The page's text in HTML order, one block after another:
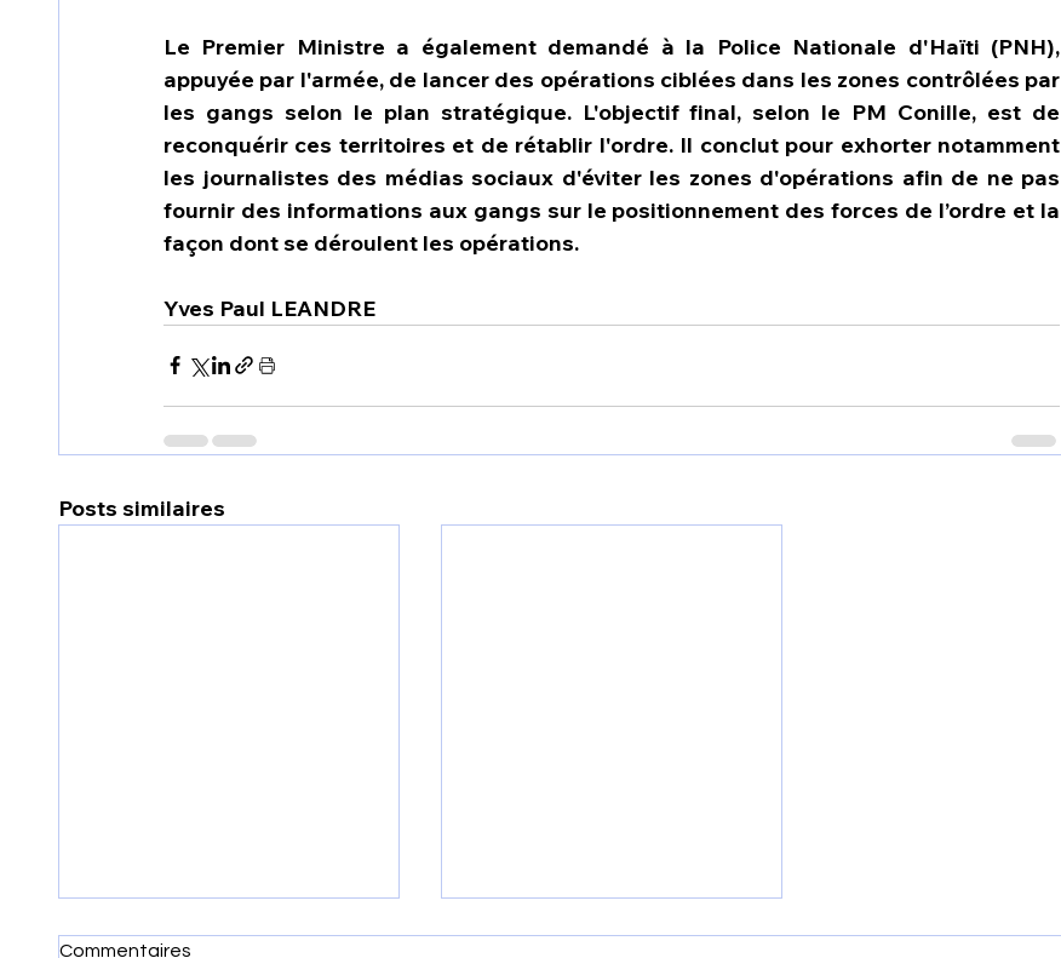
Le Premier Ministre a également demandé à la Police Nationale d'Haïti (PNH),
appuyée par l'armée, de lancer des opérations ciblées dans les zones contrôlées par
les gangs selon le plan stratégique. L'objectif final, selon le PM Conille, est de
reconquérir ces territoires et de rétablir l'ordre. Il conclut pour exhorter notamment
les journalistes des médias sociaux d'éviter les zones d'opérations afin de ne pas
fournir des informations aux gangs sur le positionnement des forces de l’ordre et la
façon dont se déroulent les opérations.
Yves Paul LEANDRE
Posts similaires
Commentaires